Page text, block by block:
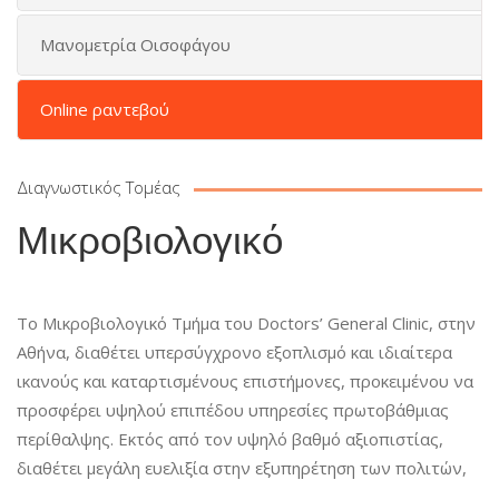
Mανομετρία Οισοφάγου
Online ραντεβού
Διαγνωστικός Τομέας
Μικροβιολογικό
Το Μικροβιολογικό Τμήμα του Doctors’ General Clinic, στην
Αθήνα, διαθέτει υπερσύγχρονο εξοπλισμό και ιδιαίτερα
ικανούς και καταρτισμένους επιστήμονες, προκειμένου να
προσφέρει υψηλού επιπέδου υπηρεσίες πρωτοβάθμιας
περίθαλψης. Εκτός από τον υψηλό βαθμό αξιοπιστίας,
διαθέτει μεγάλη ευελιξία στην εξυπηρέτηση των πολιτών,